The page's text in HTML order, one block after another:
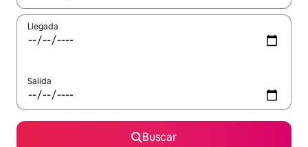
Llegada
Salida
Buscar